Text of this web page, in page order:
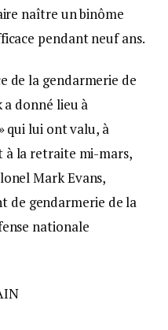
naître un binôme
pendant neuf ans.
de la gendarmerie de
a donné lieu à
qui lui ont valu, à
à la retraite mi-mars,
Mark Evans,
de gendarmerie de la
nationale